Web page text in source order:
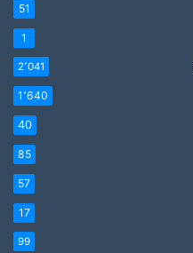
51
1
2٬041
1٬640
40
85
57
17
99